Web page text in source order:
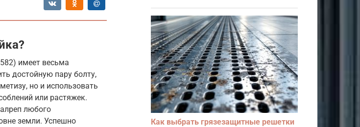
имеет весьма
достойную пару болту,
но и использовать
или растяжек.
любого
земли. Успешно
Как выбрать грязезащитные решетки